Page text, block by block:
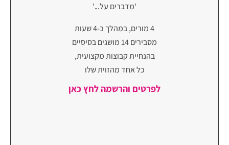
'מדברים על...'
4 מורים, במהלך כ-4 שעות
מסבירים 14 מושגים בסיסיים
בהנחיית קבוצות מקצועית,
כל אחד מהזוית שלו
לפרטים והרשמה לחץ כאן